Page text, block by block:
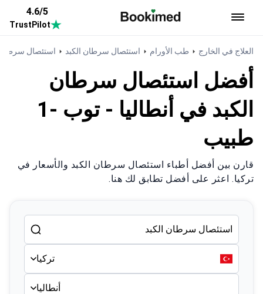
4.6/5
TrustPilot
العلاج في الخارج طب الأورام استئصال سرطان الكبد استئصال سرطان
أفضل استئصال سرطان
الكبد في أنطاليا - توب -1
طبيب
قارن بين أفضل أطباء استئصال سرطان الكبد والأسعار في
تركيا. اعثر على أفضل تطابق لك هنا.
تركيا
أنطاليا